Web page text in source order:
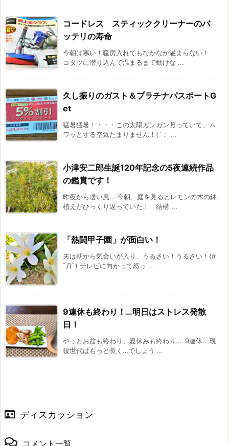
コードレス スティッククリーナーのバ
ッテリの寿命
今朝は寒い！暖房入れてもなかなか温まらない！
コタツに潜り込んで温まるまで動けな ...
久し振りのガスト＆プラチナパスポートG
et
猛暑猛暑！・・・この太陽ガンガン照っていて、ム
ワッとする空気たまりません！(´； ...
小津安二郎生誕120年記念の5夜連続作品
の鑑賞です！
昨夜から凄い風… 今朝、庭を見るとレモンの木の鉢
植えがひっくり返っていた！ 結構 ...
「熱闘甲子園」が面白い！
夫は朝から気合いが入り、うるさい！うるさい！(#
ﾟДﾟ) テレビに向かって怒っ ...
9連休も終わり！…明日はストレス発散
日！
やっとお盆も終わり、夏休みも終わり‥‥ 9連休‥‥現
役世代はもっと長く…でしょう ...
ディスカッション
コメント一覧